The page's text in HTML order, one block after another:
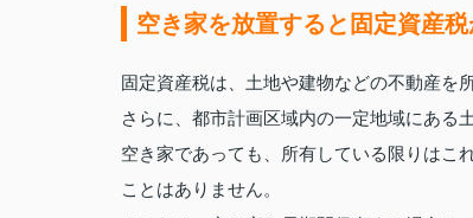
空き家を放置すると固定資産
固定資産税は、土地や建物などの不動産を
さらに、都市計画区域内の一定地域にある
空き家であっても、所有している限りはこ
ことはありません。